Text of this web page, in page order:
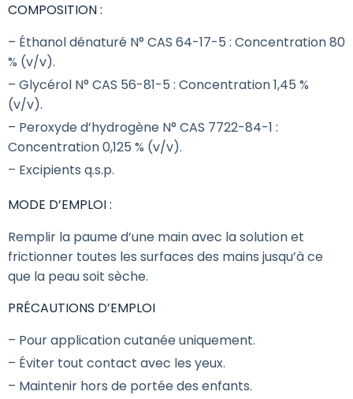
COMPOSITION :
– Éthanol dénaturé N° CAS 64-17-5 : Concentration 80
% (v/v).
– Glycérol N° CAS 56-81-5 : Concentration 1,45 %
(v/v).
– Peroxyde d’hydrogène N° CAS 7722-84-1 :
Concentration 0,125 % (v/v).
– Excipients q.s.p.
MODE D’EMPLOI :
Remplir la paume d’une main avec la solution et
frictionner toutes les surfaces des mains jusqu’à ce
que la peau soit sèche.
PRÉCAUTIONS D’EMPLOI
– Pour application cutanée uniquement.
– Éviter tout contact avec les yeux.
– Maintenir hors de portée des enfants.